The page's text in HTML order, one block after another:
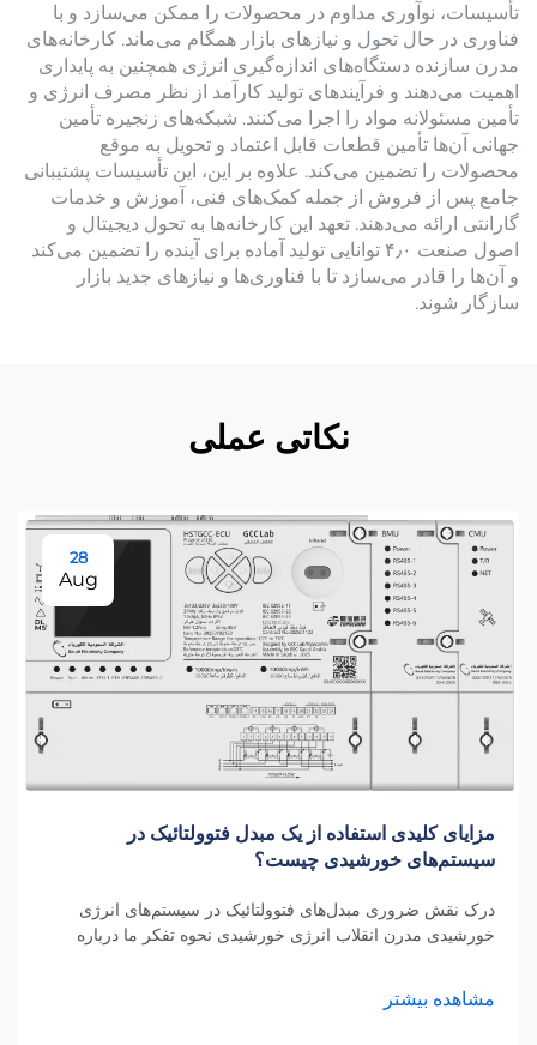
تأسیسات، نوآوری مداوم در محصولات را ممکن می‌سازد و با
فناوری در حال تحول و نیازهای بازار همگام می‌ماند. کارخانه‌های
مدرن سازنده دستگاه‌های اندازه‌گیری انرژی همچنین به پایداری
اهمیت می‌دهند و فرآیندهای تولید کارآمد از نظر مصرف انرژی و
تأمین مسئولانه مواد را اجرا می‌کنند. شبکه‌های زنجیره تأمین
جهانی آن‌ها تأمین قطعات قابل اعتماد و تحویل به موقع
محصولات را تضمین می‌کند. علاوه بر این، این تأسیسات پشتیبانی
جامع پس از فروش از جمله کمک‌های فنی، آموزش و خدمات
گارانتی ارائه می‌دهند. تعهد این کارخانه‌ها به تحول دیجیتال و
اصول صنعت ۴٫۰ توانایی تولید آماده برای آینده را تضمین می‌کند
و آن‌ها را قادر می‌سازد تا با فناوری‌ها و نیازهای جدید بازار
سازگار شوند.
نکاتی عملی
28
Aug
مزایای کلیدی استفاده از یک مبدل فتوولتائیک در
سیستم‌های خورشیدی چیست؟
درک نقش ضروری مبدل‌های فتوولتائیک در سیستم‌های انرژی
خورشیدی مدرن انقلاب انرژی خورشیدی نحوه تفکر ما درباره
فتوولتائیک قرار دارد. این اس...
مشاهده بیشتر